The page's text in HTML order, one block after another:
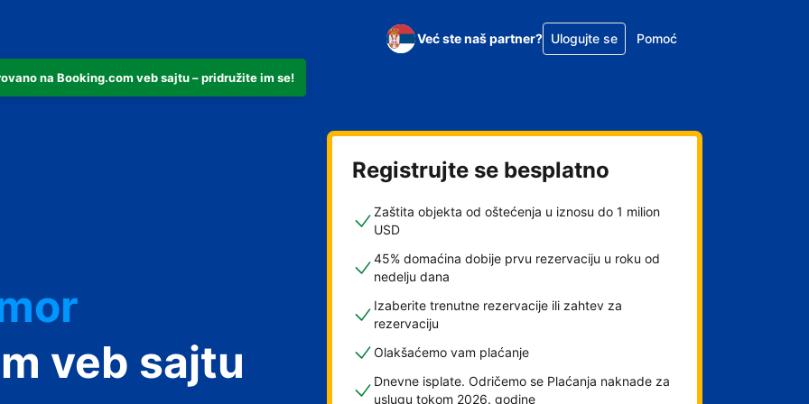
na Booking.com veb sajtu – pridružite im se!
Već ste naš partner? Ulogujte se Pomoć
veb sajtu
Registrujte se besplatno
Zaštita objekta od oštećenja u iznosu do 1 milion
USD
45% domaćina dobije prvu rezervaciju u roku od
nedelju dana
Izaberite trenutne rezervacije ili zahtev za
rezervaciju
Olakšaćemo vam plaćanje
Dnevne isplate. Odričemo se Plaćanja naknade za
uslugu tokom 2026. godine